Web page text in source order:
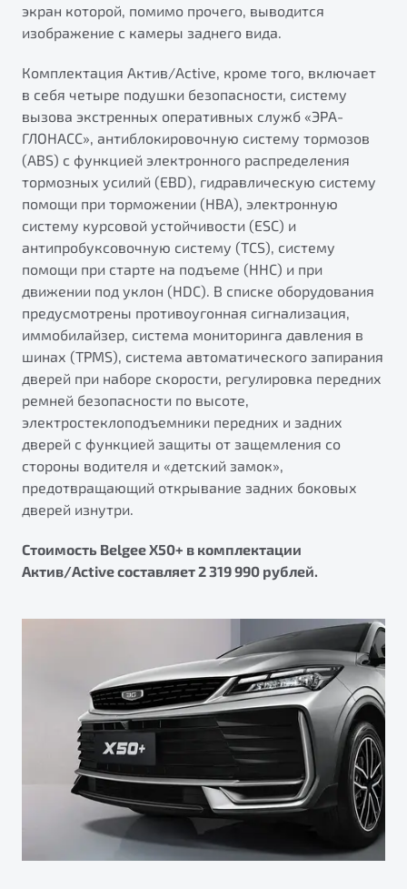
экран которой, помимо прочего, выводится
изображение с камеры заднего вида.
Комплектация Актив/Active, кроме того, включает
в себя четыре подушки безопасности, систему
вызова экстренных оперативных служб «ЭРА-
ГЛОНАСС», антиблокировочную систему тормозов
(ABS) с функцией электронного распределения
тормозных усилий (EBD), гидравлическую систему
помощи при торможении (HBA), электронную
систему курсовой устойчивости (ESС) и
антипробуксовочную систему (TCS), систему
помощи при старте на подъеме (HHC) и при
движении под уклон (HDC). В списке оборудования
предусмотрены противоугонная сигнализация,
иммобилайзер, система мониторинга давления в
шинах (TPMS), система автоматического запирания
дверей при наборе скорости, регулировка передних
ремней безопасности по высоте,
электростеклоподъемники передних и задних
дверей с функцией защиты от защемления со
стороны водителя и «детский замок»,
предотвращающий открывание задних боковых
дверей изнутри.
Стоимость Belgee X50+ в комплектации
Актив/Active составляет 2 319 990 рублей.